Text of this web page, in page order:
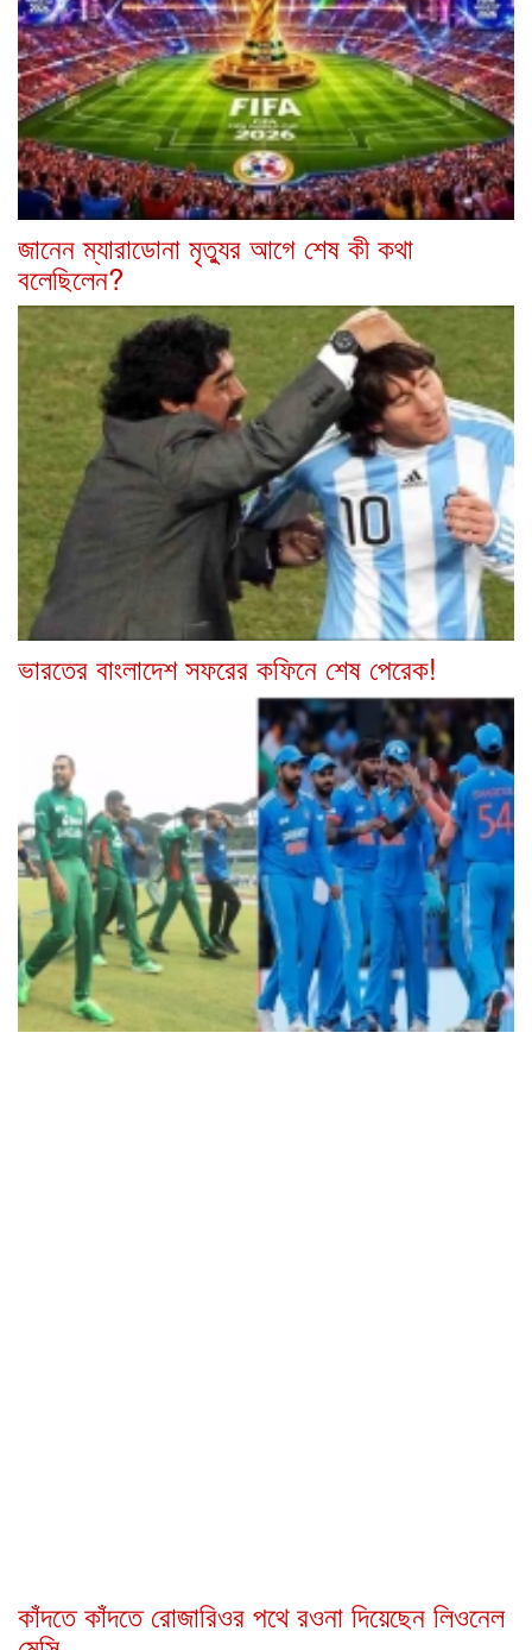
জানেন ম্যারাডোনা মৃত্যুর আগে শেষ কী কথা
বলেছিলেন?
ভারতের বাংলাদেশ সফরের কফিনে শেষ পেরেক!
কাঁদতে কাঁদতে রোজারিওর পথে রওনা দিয়েছেন লিওনেল